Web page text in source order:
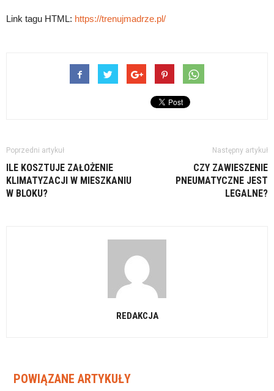
Link tagu HTML: https://trenujmadrze.pl/
Poprzedni artykuł
ILE KOSZTUJE ZAŁOŻENIE
KLIMATYZACJI W MIESZKANIU
W BLOKU?
Następny artykuł
CZY ZAWIESZENIE
PNEUMATYCZNE JEST
LEGALNE?
REDAKCJA
POWIĄZANE ARTYKUŁY